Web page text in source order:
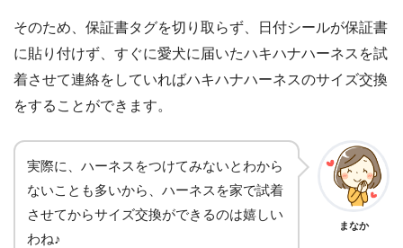
そのため、保証書タグを切り取らず、日付シールが保証書
に貼り付けず、すぐに愛犬に届いたハキハナハーネスを試
着させて連絡をしていればハキハナハーネスのサイズ交換
をすることができます。
実際に、ハーネスをつけてみないとわから
ないことも多いから、ハーネスを家で試着
させてからサイズ交換ができるのは嬉しい
わね♪
まなか